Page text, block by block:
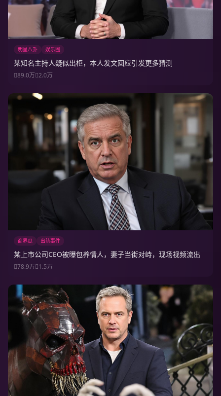
明星八卦 娱乐圈
某知名主持人疑似出柜，本人发文回应引发更多猜测
89.0万 2.0万
商界瓜 出轨事件
某上市公司CEO被曝包养情人，妻子当街对峙，现场视频流出
78.9万 1.5万